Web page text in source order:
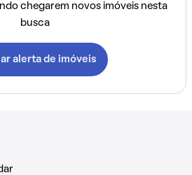
chegarem novos imóveis nesta
busca
alerta de imóveis